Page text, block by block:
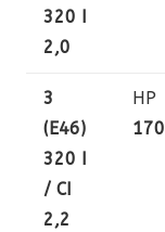
320 I
2,0
3
(E46)
320 I
/ CI
2,2
HP
170